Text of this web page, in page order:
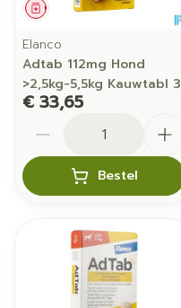
Geneesmiddel
Elanco
Adtab 112mg Hond
>2,5kg-5,5kg Kauwtabl 3
€ 33,65
Bestel